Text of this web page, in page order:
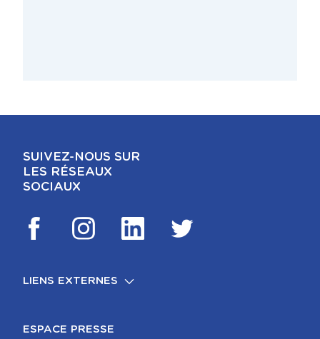
SUIVEZ-NOUS SUR
LES RÉSEAUX
SOCIAUX
LIENS EXTERNES
ESPACE PRESSE